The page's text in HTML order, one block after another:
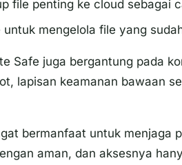
file penting ke cloud sebagai
untuk mengelola file yang
Safe juga bergantung pada
lapisan keamanan bawaan
bermanfaat untuk menjaga
aman, dan aksesnya